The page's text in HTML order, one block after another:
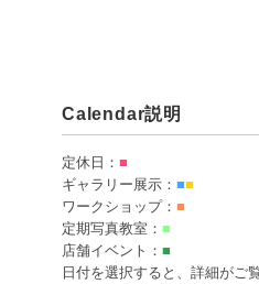
Calendar説明
定休日： ■
ギャラリー展示： ■■
ワークショップ： ■
定期写真教室： ■
店舗イベント： ■
日付を選択すると、詳細がご